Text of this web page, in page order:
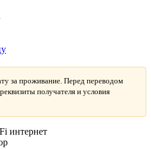
за проживание. Перед переводом
получателя и условия
интернет